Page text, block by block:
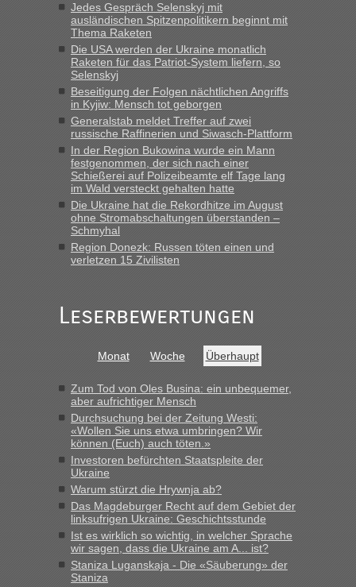
Jedes Gespräch Selenskyj mit
ausländischen Spitzenpolitikern beginnt mit
Thema Raketen
Die USA werden der Ukraine monatlich
Raketen für das Patriot-System liefern, so
Selenskyj
Beseitigung der Folgen nächtlichen Angriffs
in Kyjiw: Mensch tot geborgen
Generalstab meldet Treffer auf zwei
russische Raffinerien und Siwasch-Plattform
In der Region Bukowina wurde ein Mann
festgenommen, der sich nach einer
Schießerei auf Polizeibeamte elf Tage lang
im Wald versteckt gehalten hatte
Die Ukraine hat die Rekordhitze im August
ohne Stromabschaltungen überstanden –
Schmyhal
Region Donezk: Russen töten einen und
verletzen 15 Zivilisten
Leserbewertungen
Monat Woche Überhaupt
Zum Tod von Oles Busina: ein unbequemer,
aber aufrichtiger Mensch
Durchsuchung bei der Zeitung Westi:
«Wollen Sie uns etwa umbringen? Wir
können (Euch) auch töten.»
Investoren befürchten Staatspleite der
Ukraine
Warum stürzt die Hrywnja ab?
Das Magdeburger Recht auf dem Gebiet der
linksufrigen Ukraine: Geschichtsstunde
Ist es wirklich so wichtig, in welcher Sprache
wir sagen, dass die Ukraine am A... ist?
Staniza Luganskaja - Die «Säuberung» der
Staniza